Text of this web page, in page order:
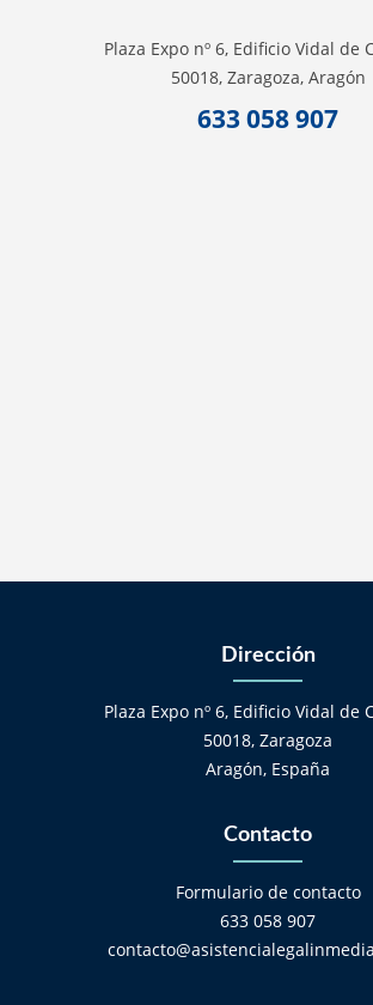
Plaza Expo nº 6, Edificio Vidal de
50018, Zaragoza, Aragón
633 058 907
Dirección
Plaza Expo nº 6, Edificio Vidal de
50018, Zaragoza
Aragón, España
Contacto
Formulario de contacto
633 058 907